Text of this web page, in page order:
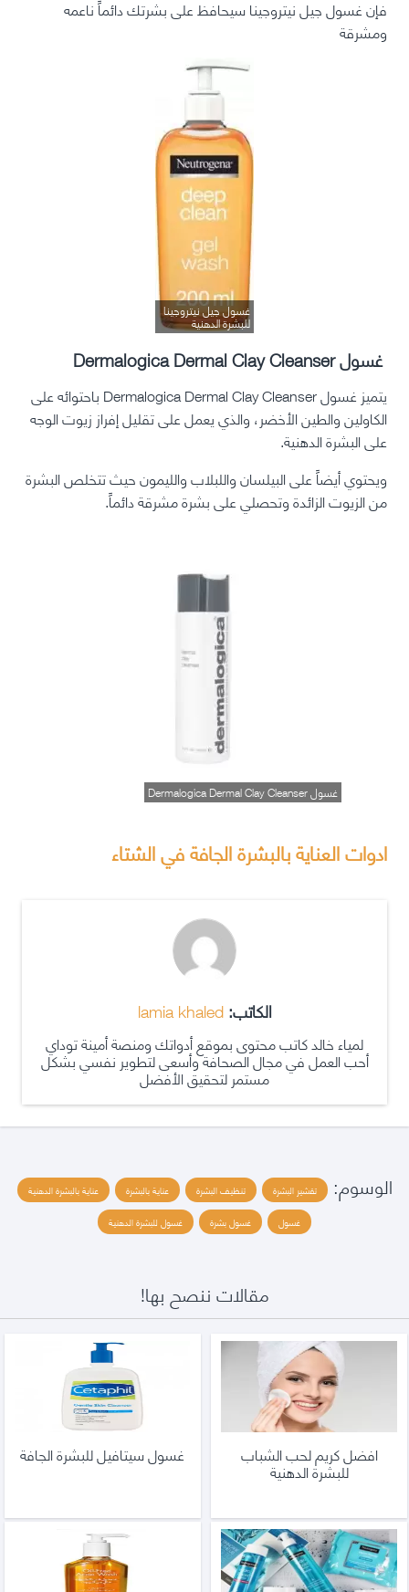
فإن غسول جيل نيتروجينا سيحافظ على بشرتك دائماً ناعمه
ومشرقة
غسول جيل نيتروجينا
للبشرة الدهنية
غسول Dermalogica Dermal Clay Cleanser
يتميز غسول Dermalogica Dermal Clay Cleanser باحتوائه على
الكاولين والطين الأخضر، والذي يعمل على تقليل إفراز زيوت الوجه
على البشرة الدهنية.
ويحتوي أيضاً على البيلسان واللبلاب والليمون حيث تتخلص البشرة
من الزيوت الزائدة وتحصلي على بشرة مشرقة دائماً.
غسول Dermalogica Dermal Clay Cleanser
ادوات العناية بالبشرة الجافة في الشتاء
الكاتب:lamia khaled
لمياء خالد كاتب محتوى بموقع أدواتك ومنصة أمينة توداي
أحب العمل في مجال الصحافة وأسعى لتطوير نفسي بشكل
مستمر لتحقيق الأفضل
الوسوم: تقشير البشرة تنظيف البشرة عناية بالبشرة
عناية بالبشرة الدهنية
غسول
غسول بشرة غسول للبشرة الدهنية
مقالات ننصح بها!
افضل كريم لحب الشباب
للبشرة الدهنية
غسول سيتافيل للبشرة الجافة